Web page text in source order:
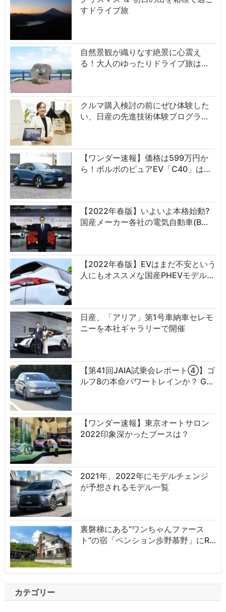
すドライブ旅
自然景観が織りなす絶景に心震え
る！大人のゆったりドライブ旅は…
クルマ購入検討の前にぜひ体験した
い、日産の先進技術体験プログラ…
【ワンダー速報】価格は599万円か
ら！ボルボのピュアEV「C40」は…
【2022年春版】いよいよ本格始動?
国産メーカー各社の電気自動車(B…
【2022年春版】EVはまだ不安という
人にもオススメな国産PHEVモデル…
日産、「アリア」第1号車納車セレモ
ニーを本社ギャラリーで開催
【第41回JAIA試乗会レポート④】ゴ
ルフ8の本命パワートレインか？ G…
【ワンダー速報】東京オートサロン
2022印象深かったブースは？
2021年、2022年にモデルチェンジ
が予想されるモデル一覧
裏磐梯にある“ワンちゃんファース
ト”の宿「ペンション歩野慕野」にR…
カテゴリー